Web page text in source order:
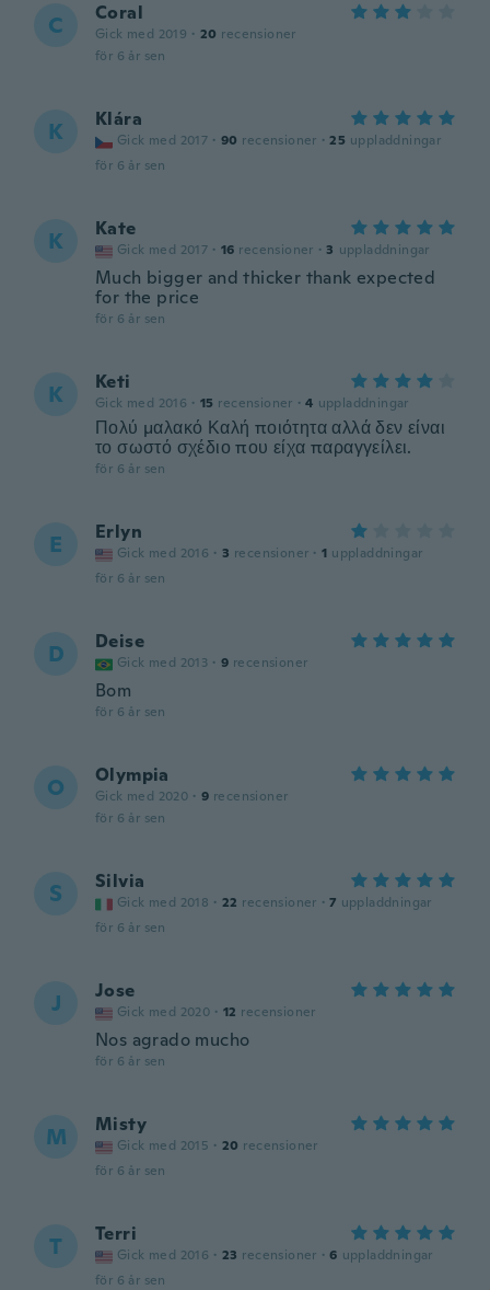
C Coral
Gick med 2019 · 20 recensioner
för 6 år sen
K Klára
Gick med 2017 · 90 recensioner · 25 uppladdningar
för 6 år sen
K Kate
Gick med 2017 · 16 recensioner · 3 uppladdningar
Much bigger and thicker thank expected
for the price
för 6 år sen
K Keti
Gick med 2016 · 15 recensioner · 4 uppladdningar
Πολύ μαλακό Καλή ποιότητα αλλά δεν είναι
το σωστό σχέδιο που είχα παραγγείλει.
för 6 år sen
E Erlyn
Gick med 2016 · 3 recensioner · 1 uppladdningar
för 6 år sen
D Deise
Gick med 2013 · 9 recensioner
Bom
för 6 år sen
O Olympia
Gick med 2020 · 9 recensioner
för 6 år sen
S Silvia
Gick med 2018 · 22 recensioner · 7 uppladdningar
för 6 år sen
J Jose
Gick med 2020 · 12 recensioner
Nos agrado mucho
för 6 år sen
M Misty
Gick med 2015 · 20 recensioner
för 6 år sen
T Terri
Gick med 2016 · 23 recensioner · 6 uppladdningar
för 6 år sen